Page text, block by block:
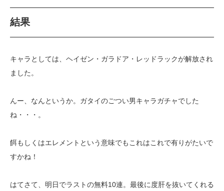
結果
キャラとしては、ヘイゼン・ガラドア・レッドラックが解放され
ました。
んー、なんというか。ガタイのごつい男キャラガチャでした
ね・・・。
餌もしくはエレメントという意味でもこれはこれで有りがたいで
すかね！
はてさて、明日でラストの無料10連。最後に度肝を抜いてくれる